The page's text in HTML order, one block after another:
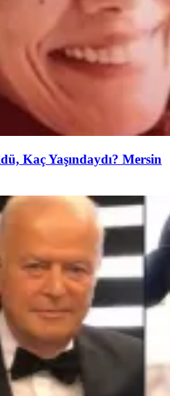
Kaç Yaşındaydı? Mersin